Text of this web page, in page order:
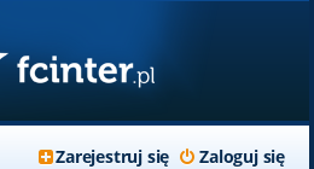
Zaloguj się
Zarejestruj się